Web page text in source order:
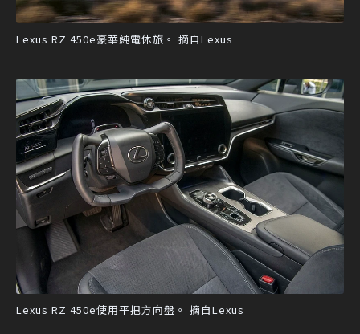
Lexus RZ 450e豪華純電休旅。 摘自Lexus
Lexus RZ 450e使用平把方向盤。 摘自Lexus